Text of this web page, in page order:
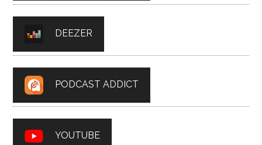
DEEZER
PODCAST ADDICT
YOUTUBE